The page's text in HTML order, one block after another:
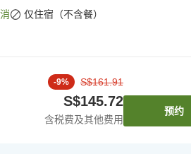
仅住宿（不含餐）
-9% S$161.91
S$145.72
含税费及其他费用
预约